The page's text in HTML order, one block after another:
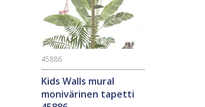
Kids Walls mural
monivärinen tapetti
45886